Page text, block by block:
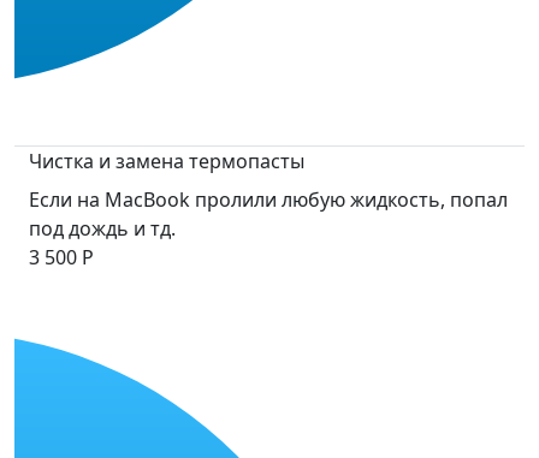
Чистка и замена термопасты
Если на MacBook пролили любую жидкость, попал
под дождь и тд.
3 500 Р